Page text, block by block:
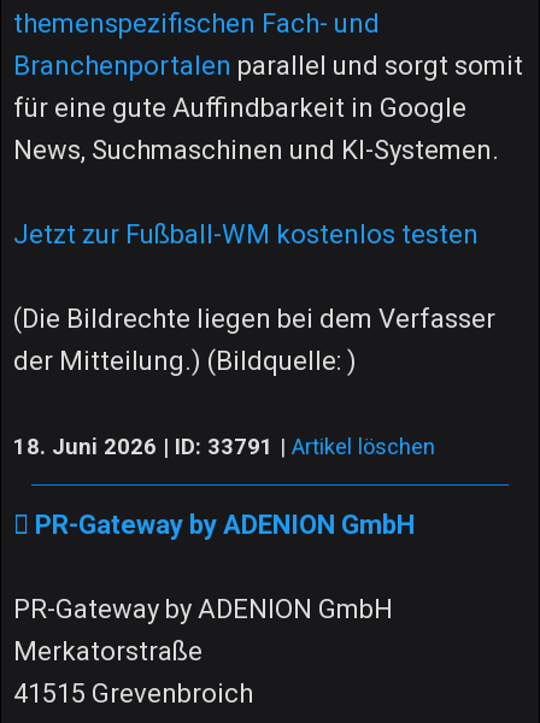
themenspezifischen Fach- und
Branchenportalen parallel und sorgt somit
für eine gute Auffindbarkeit in Google
News, Suchmaschinen und KI-Systemen.
Jetzt zur Fußball-WM kostenlos testen
(Die Bildrechte liegen bei dem Verfasser
der Mitteilung.) (Bildquelle: )
18. Juni 2026 | ID: 33791 | Artikel löschen
PR-Gateway by ADENION GmbH
PR-Gateway by ADENION GmbH
Merkatorstraße
41515 Grevenbroich